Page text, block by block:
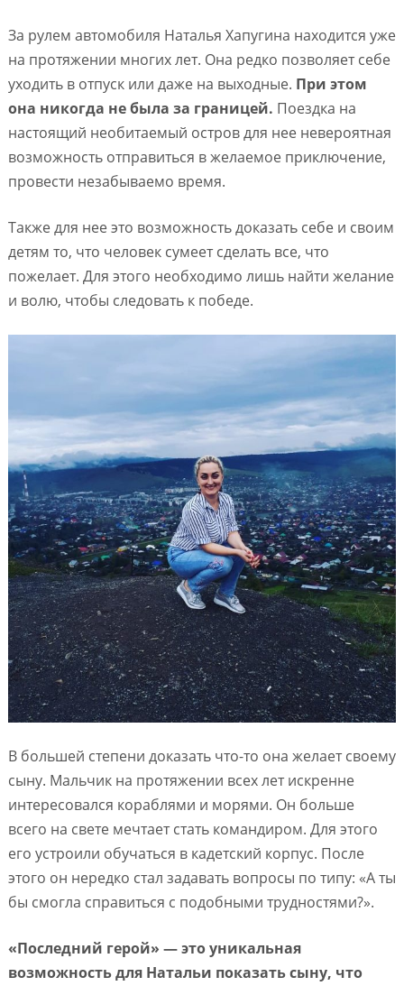
За рулем автомобиля Наталья Хапугина находится уже
на протяжении многих лет. Она редко позволяет себе
уходить в отпуск или даже на выходные. При этом
она никогда не была за границей. Поездка на
настоящий необитаемый остров для нее невероятная
возможность отправиться в желаемое приключение,
провести незабываемо время.
Также для нее это возможность доказать себе и своим
детям то, что человек сумеет сделать все, что
пожелает. Для этого необходимо лишь найти желание
и волю, чтобы следовать к победе.
В большей степени доказать что-то она желает своему
сыну. Мальчик на протяжении всех лет искренне
интересовался кораблями и морями. Он больше
всего на свете мечтает стать командиром. Для этого
его устроили обучаться в кадетский корпус. После
этого он нередко стал задавать вопросы по типу: «А ты
бы смогла справиться с подобными трудностями?».
«Последний герой» — это уникальная
возможность для Натальи показать сыну, что